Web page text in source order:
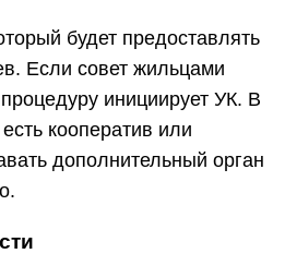
будет предоставлять
Если совет жильцами
инициирует УК. В
кооператив или
дополнительный орган